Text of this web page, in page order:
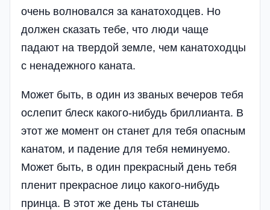
очень волновался за канатоходцев. Но
должен сказать тебе, что люди чаще
падают на твердой земле, чем канатоходцы
с ненадежного каната.
Может быть, в один из званых вечеров тебя
ослепит блеск какого-нибудь бриллианта. В
этот же момент он станет для тебя опасным
канатом, и падение для тебя неминуемо.
Может быть, в один прекрасный день тебя
пленит прекрасное лицо какого-нибудь
принца. В этот же день ты станешь